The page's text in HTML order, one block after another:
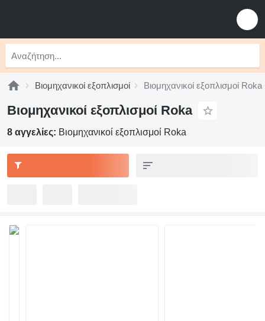
Βιομηχανικοί εξοπλισμοί Βιομηχανικοί εξοπλισμοί Roka
Βιομηχανικοί εξοπλισμοί Roka
8 αγγελίες: Βιομηχανικοί εξοπλισμοί Roka